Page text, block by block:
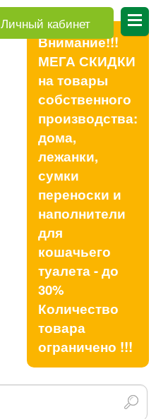
Личный кабинет
Внимание!!!
МЕГА СКИДКИ
на товары
собственного
производства:
дома,
лежанки,
сумки
переноски и
наполнители
для
кошачьего
туалета - до
30%
Количество
товара
ограничено !!!